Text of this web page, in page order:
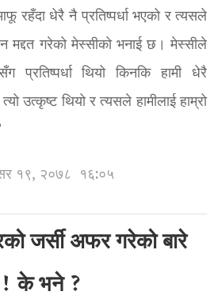
रहँदा धेरै नै प्रतिष्पर्धा भएको र त्यसले
मद्दत गरेको मेस्सीको भनाई छ। मेस्सीले
प्रतिष्पर्धा थियो किनकि हामी धेरै
उत्कृष्ट थियो र त्यसले हामीलाई हाम्रो
१९, २०७८ १६:०५
जर्सी अफर गरेको बारे
के भने ?